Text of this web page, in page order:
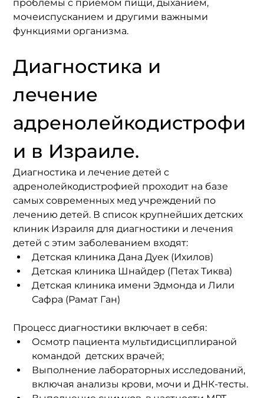
проблемы с приемом пищи, дыханием,
мочеиспусканием и другими важными
функциями организма.
Диагностика и
лечение
адренолейкодистрофи
и в Израиле.
Диагностика и лечение детей с
адренолейкодистрофией проходит на базе
самых современных мед учреждений по
лечению детей. В список крупнейших детских
клиник Израиля для диагностики и лечения
детей с этим заболеванием входят:
Детская клиника Дана Дуек (Ихилов)
Детская клиника Шнайдер (Петах Тиква)
Детская клиника имени Эдмонда и Лили
Сафра (Рамат Ган)
Процесс диагностики включает в себя:
Осмотр пациента мультидисциплираной
командой  детских врачей;
Выполнение лабораторных исследований,
включая анализы крови, мочи и ДНК-тесты.